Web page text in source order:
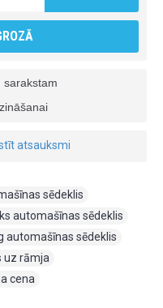
sarakstam
atsauksmi
sēdeklis
automašīnas sēdeklis
automašīnas sēdeklis
uz rāmja
cena